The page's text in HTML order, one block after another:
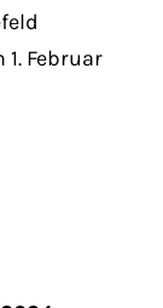
Februar